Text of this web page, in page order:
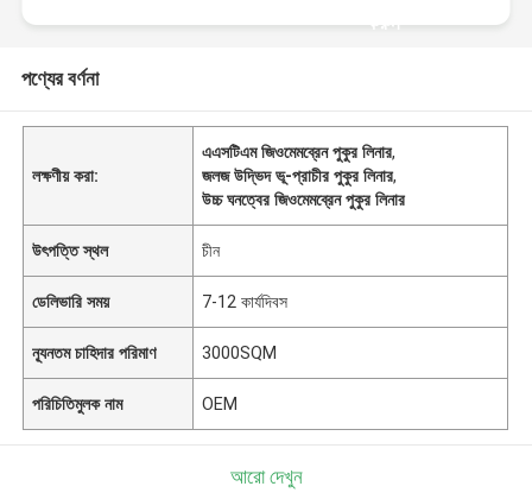
করুন
পণ্যের বর্ণনা
লক্ষণীয় করা:
এএসটিএম জিওমেমব্রেন পুকুর লিনার,
জলজ উদ্ভিদ ভূ-প্রাচীর পুকুর লিনার,
উচ্চ ঘনত্বের জিওমেমব্রেন পুকুর লিনার
উৎপত্তি স্থল চীন
ডেলিভারি সময় 7-12 কার্যদিবস
ন্যূনতম চাহিদার পরিমাণ 3000SQM
পরিচিতিমুলক নাম OEM
আরো দেখুন